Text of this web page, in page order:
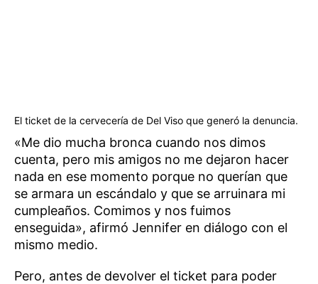
El ticket de la cervecería de Del Viso que generó la denuncia.
«Me dio mucha bronca cuando nos dimos
cuenta, pero mis amigos no me dejaron hacer
nada en ese momento porque no querían que
se armara un escándalo y que se arruinara mi
cumpleaños. Comimos y nos fuimos
enseguida», afirmó Jennifer en diálogo con el
mismo medio.
Pero, antes de devolver el ticket para poder